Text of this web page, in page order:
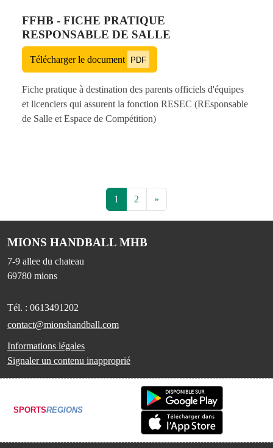
FFHB - FICHE PRATIQUE
RESPONSABLE DE SALLE
Télécharger le document PDF
Fiche pratique à destination des parents officiels d'équipes
et licenciers qui assurent la fonction RESEC (REsponsable
de Salle et Espace de Compétition)
1 2 »
MIONS HANDBALL MHB
7-9 allee du chateau
69780 mions
Tél. : 0613491202
contact@mionshandball.com
Informations légales
Signaler un contenu inapproprié
SPORTSREGIONS